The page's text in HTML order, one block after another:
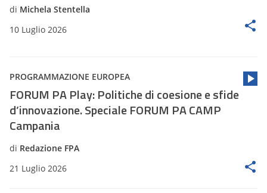
di Michela Stentella
10 Luglio 2026
PROGRAMMAZIONE EUROPEA
FORUM PA Play: Politiche di coesione e sfide
d’innovazione. Speciale FORUM PA CAMP
Campania
di Redazione FPA
21 Luglio 2026